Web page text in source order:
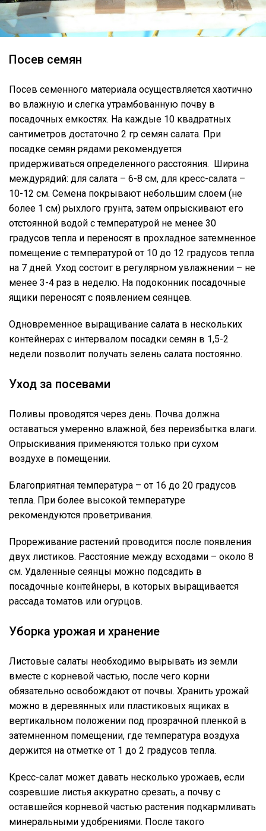
Посев семян
Посев семенного материала осуществляется хаотично
во влажную и слегка утрамбованную почву в
посадочных емкостях. На каждые 10 квадратных
сантиметров достаточно 2 гр семян салата. При
посадке семян рядами рекомендуется
придерживаться определенного расстояния. Ширина
междурядий: для салата – 6-8 см, для кресс-салата –
10-12 см. Семена покрывают небольшим слоем (не
более 1 см) рыхлого грунта, затем опрыскивают его
отстоянной водой с температурой не менее 30
градусов тепла и переносят в прохладное затемненное
помещение с температурой от 10 до 12 градусов тепла
на 7 дней. Уход состоит в регулярном увлажнении – не
менее 3-4 раз в неделю. На подоконник посадочные
ящики переносят с появлением сеянцев.
Одновременное выращивание салата в нескольких
контейнерах с интервалом посадки семян в 1,5-2
недели позволит получать зелень салата постоянно.
Уход за посевами
Поливы проводятся через день. Почва должна
оставаться умеренно влажной, без переизбытка влаги.
Опрыскивания применяются только при сухом
воздухе в помещении.
Благоприятная температура – от 16 до 20 градусов
тепла. При более высокой температуре
рекомендуются проветривания.
Прореживание растений проводится после появления
двух листиков. Расстояние между всходами – около 8
см. Удаленные сеянцы можно подсадить в
посадочные контейнеры, в которых выращивается
рассада томатов или огурцов.
Уборка урожая и хранение
Листовые салаты необходимо вырывать из земли
вместе с корневой частью, после чего корни
обязательно освобождают от почвы. Хранить урожай
можно в деревянных или пластиковых ящиках в
вертикальном положении под прозрачной пленкой в
затемненном помещении, где температура воздуха
держится на отметке от 1 до 2 градусов тепла.
Кресс-салат может давать несколько урожаев, если
созревшие листья аккуратно срезать, а почву с
оставшейся корневой частью растения подкармливать
минеральными удобрениями. После такого